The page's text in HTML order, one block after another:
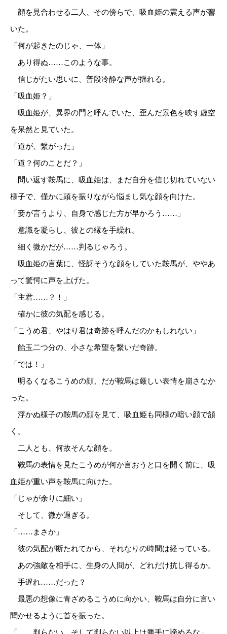
顔を見合わせる二人、その傍らで、吸血姫の震える声が響
いた。
「何が起きたのじゃ、一体」
あり得ぬ……このような事。
信じがたい思いに、普段冷静な声が揺れる。
「吸血姫？」
吸血姫が、異界の門と呼んでいた、歪んだ景色を映す虚空
を呆然と見ていた。
「道が、繋がった」
「道？何のことだ？」
問い返す鞍馬に、吸血姫は、まだ自分を信じ切れていない
様子で、僅かに頭を振りながら悩まし気な顔を向けた。
「妾が言うより、自身で感じた方が早かろう……」
意識を凝らし、彼との縁を手繰れ。
細く微かだが……判るじゃろう。
吸血姫の言葉に、怪訝そうな顔をしていた鞍馬が、ややあ
って驚愕に声を上げた。
「主君……？！」
確かに彼の気配を感じる。
「こうめ君、やはり君は奇跡を呼んだのかもしれない」
飴玉二つ分の、小さな希望を繋いだ奇跡。
「では！」
明るくなるこうめの顔、だが鞍馬は厳しい表情を崩さなか
った。
浮かぬ様子の鞍馬の顔を見て、吸血姫も同様の暗い顔で頷
く。
二人とも、何故そんな顔を。
鞍馬の表情を見たこうめが何か言おうと口を開く前に、吸
血姫が重い声を鞍馬に向けた。
「じゃが余りに細い」
そして、微か過ぎる。
「……まさか」
彼の気配が断たれてから、それなりの時間は経っている。
あの強敵を相手に、生身の人間が、どれだけ抗し得るか。
手遅れ……だった？
最悪の想像に青ざめるこうめに向かい、鞍馬は自分に言い
聞かせるように首を振った。